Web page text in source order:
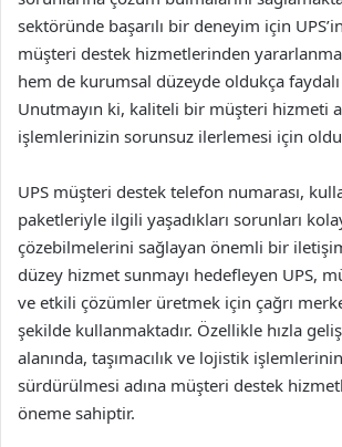
sektöründe başarılı bir deneyim için
müşteri destek hizmetlerinden
hem de kurumsal düzeyde oldukça faydalı
Unutmayın ki, kaliteli bir müşteri hizmeti
işlemlerinizin sorunsuz ilerlemesi için
UPS müşteri destek telefon numarası,
paketleriyle ilgili yaşadıkları sorunları
çözebilmelerini sağlayan önemli bir
düzey hizmet sunmayı hedefleyen UPS,
ve etkili çözümler üretmek için çağrı
şekilde kullanmaktadır. Özellikle hızla
alanında, taşımacılık ve lojistik
sürdürülmesi adına müşteri destek
öneme sahiptir.